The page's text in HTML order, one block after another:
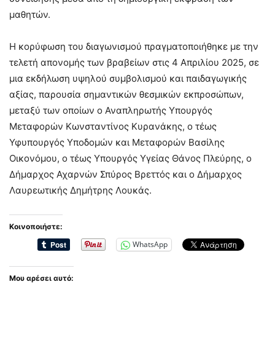
μαθητών.
Η κορύφωση του διαγωνισμού πραγματοποιήθηκε με την
τελετή απονομής των βραβείων στις 4 Απριλίου 2025, σε
μια εκδήλωση υψηλού συμβολισμού και παιδαγωγικής
αξίας, παρουσία σημαντικών θεσμικών εκπροσώπων,
μεταξύ των οποίων ο Αναπληρωτής Υπουργός
Μεταφορών Κωνσταντίνος Κυρανάκης, ο τέως
Υφυπουργός Υποδομών και Μεταφορών Βασίλης
Οικονόμου, ο τέως Υπουργός Υγείας Θάνος Πλεύρης, ο
Δήμαρχος Αχαρνών Σπύρος Βρεττός και ο Δήμαρχος
Λαυρεωτικής Δημήτρης Λουκάς.
Κοινοποιήστε:
WhatsApp
Μου αρέσει αυτό: